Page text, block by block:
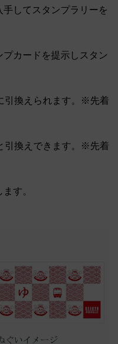
してスタンプラリーを
カードを提示しスタン
引換えられます。※先着
引換えできます。※先着
す。